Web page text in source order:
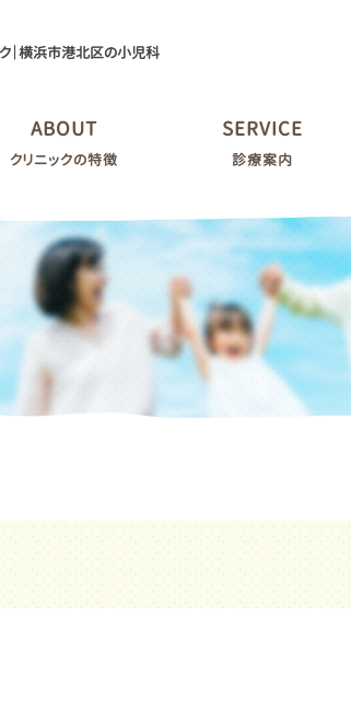
ク｜横浜市港北区の小児科
ABOUT
クリニックの特徴
SERVICE
診療案内